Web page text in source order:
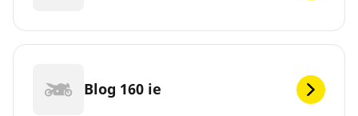
Blog 160 ie